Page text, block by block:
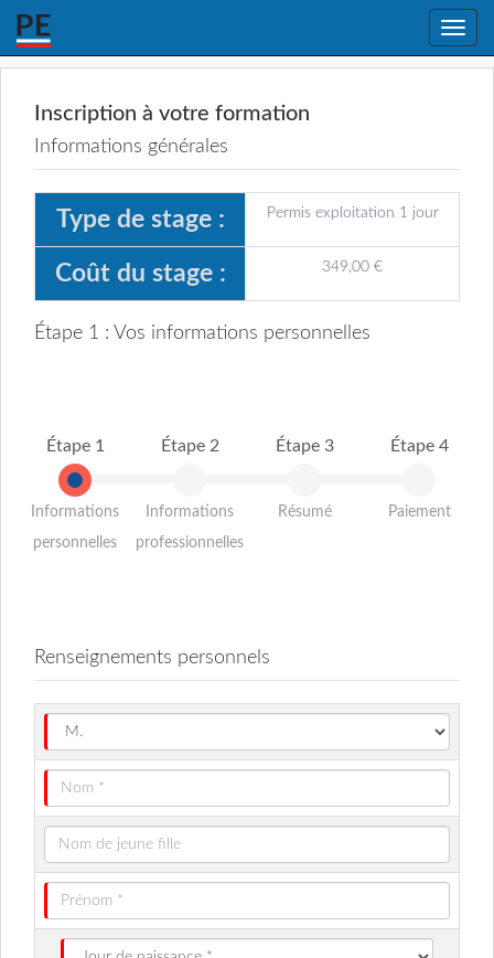
Toggle
Inscription à votre formation
Informations générales
Type de stage : Permis exploitation 1 jour
Coût du stage : 349,00 €
Étape 1 : Vos informations personnelles
Étape 1
Informations
personnelles
Étape 2
Informations
professionnelles
Étape 3
Résumé
Étape 4
Paiement
Renseignements personnels